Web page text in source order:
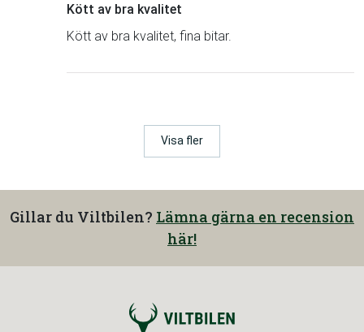
Kött av bra kvalitet
Kött av bra kvalitet, fina bitar.
Visa fler
Gillar du Viltbilen? Lämna gärna en recension
här!